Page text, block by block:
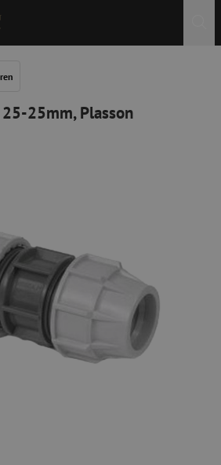
25mm, Plasson